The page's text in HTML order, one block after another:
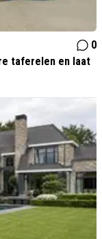
0
taferelen en laat